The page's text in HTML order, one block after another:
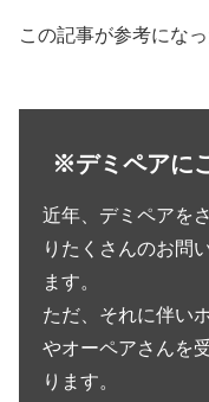
この記事が参考にな
※デミペアに
近年、デミペアを
りたくさんのお問
ます。
ただ、それに伴い
やオーペアさんを
ります。